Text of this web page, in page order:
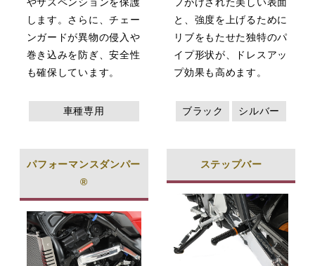
やサスペンションを保護
します。さらに、チェー
ンガードが異物の侵入や
巻き込みを防ぎ、安全性
も確保しています。
車種専用
フがけされた美しい表面
と、強度を上げるために
リブをもたせた独特のパ
イプ形状が、ドレスアッ
プ効果も高めます。
ブラック シルバー
パフォーマンスダンパー
®
ステップバー